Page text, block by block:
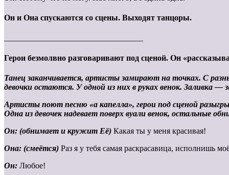
Он и Она спускаются со сцены. Выходят танцоры.
Герои безмолвно разговаривают под сценой. Он
Танец заканчивается, артисты замирают на точках. С
девочки остаются. У одной из них в руках венок. Заливка —
Артисты поют песню «а капелла», герои под сценой
Одна из девочек надевает поверх вуали венок, остальные
Он: (обнимает и кружит Её) Какая ты у меня красивая!
Она: (смеётся) Раз я у тебя самая раскрасавица, исполнишь
Он: Любое!